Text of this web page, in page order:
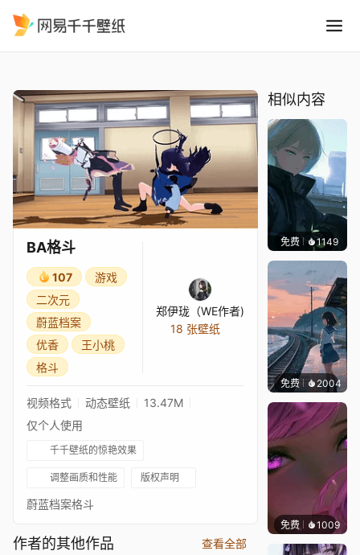
BA格斗
107
游戏
二次元
蔚蓝档案
优香
王小桃
格斗
郑伊珑（WE作者)
18 张壁纸
视频格式 动态壁纸
13.47M
仅个人使用
千千壁纸的惊艳效果
调整画质和性能 版权声明
蔚蓝档案格斗
作者的其他作品 查看全部
相似内容
免费 1149辰东
免费 2004辰东
免费 1009辰东